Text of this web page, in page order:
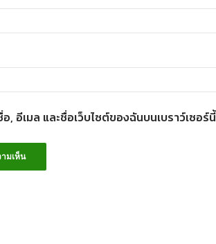
, อีเมล และชื่อเว็บไซต์ของฉันบนเบราว์เซอ